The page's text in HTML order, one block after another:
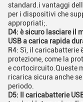
standard.i vantaggi
per i dispositivi che
appropriati;.
D4: è sicuro lasciare il
USB a carica rapida
R4: Sì, il
protezione, come la
e cortocircuito.Queste
ricarica sicura anche
periodo.
D5: Il caricabatterie